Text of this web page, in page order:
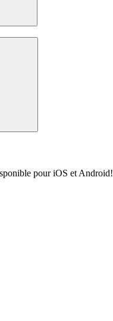
pour iOS et Android!